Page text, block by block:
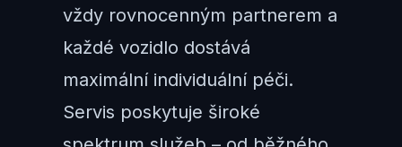
vždy rovnocenným partnerem a
každé vozidlo dostává
maximální individuální péči.
Servis poskytuje široké